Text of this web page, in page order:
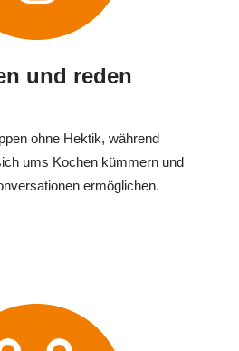
und reden
ohne Hektik, während
ums Kochen kümmern und
ermöglichen.